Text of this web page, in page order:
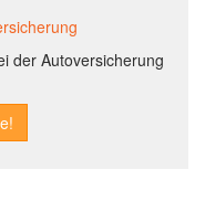
der Autoversicherung